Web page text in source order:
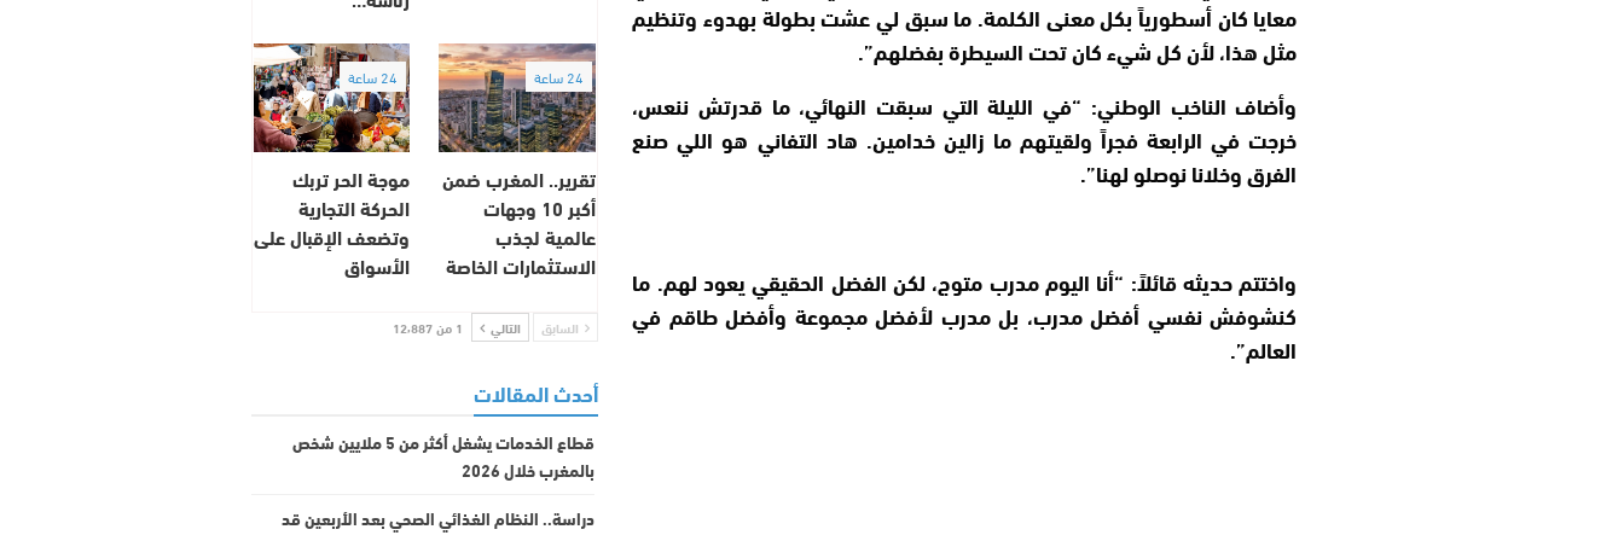
معايا كان أسطورياً بكل معنى الكلمة. ما سبق لي عشت بطولة بهدوء وتنظيم
مثل هذا، لأن كل شيء كان تحت السيطرة بفضلهم”.
وأضاف الناخب الوطني: “في الليلة التي سبقت النهائي، ما قدرتش ننعس،
خرجت في الرابعة فجراً ولقيتهم ما زالين خدامين. هاد التفاني هو اللي صنع
الفرق وخلانا نوصلو لهنا”.
واختتم حديثه قائلاً: “أنا اليوم مدرب متوج، لكن الفضل الحقيقي يعود لهم. ما
كنشوفش نفسي أفضل مدرب، بل مدرب لأفضل مجموعة وأفضل طاقم في
العالم”.
24 ساعة
تقرير.. المغرب ضمن
أكبر 10 وجهات
عالمية لجذب
الاستثمارات الخاصة
24 ساعة
موجة الحر تربك
الحركة التجارية
وتضعف الإقبال على
الأسواق
السابق التالي 1 من 12٬887
أحدث المقالات
قطاع الخدمات يشغل أكثر من 5 ملايين شخص
بالمغرب خلال 2026
دراسة.. النظام الغذائي الصحي بعد الأربعين قد